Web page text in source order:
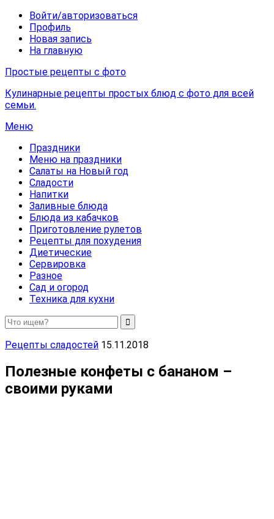
Войти/авторизоваться
Профиль
Новая запись
На главную
Простые рецепты с фото
Кулинарные рецепты простых блюд с фото для всей
семьи.
Меню
Праздники
Меню на праздники
Салаты на Новый год
Сладости
Напитки
Заливные блюда
Блюда из кабачков
Приготовление рулетов
Рецепты для похудения
Диетические
Сервировка
Разное
Сад и огород
Техника для кухни
Рецепты сладостей 15.11.2018
Полезные конфеты с бананом –
своими руками